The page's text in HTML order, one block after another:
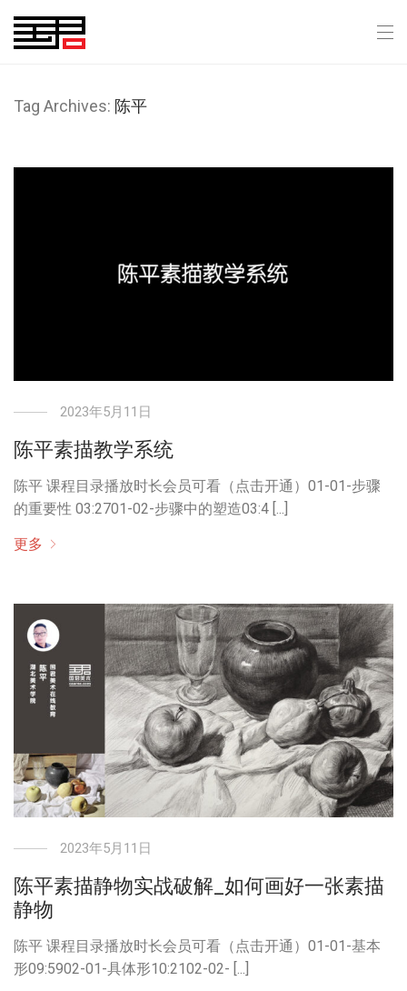
Tag Archives: 陈平
2023年5月11日
陈平素描教学系统
陈平 课程目录播放时长会员可看（点击开通）01-01-步骤
的重要性 03:2701-02-步骤中的塑造03:4 [...]
更多
2023年5月11日
陈平素描静物实战破解_如何画好一张素描
静物
陈平 课程目录播放时长会员可看（点击开通）01-01-基本
形09:5902-01-具体形10:2102-02- [...]